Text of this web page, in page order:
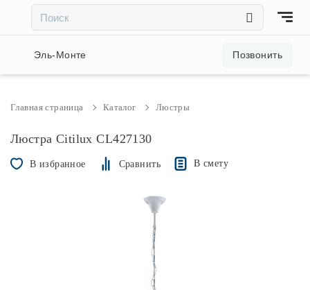
Акции и скидки
Светильники
Эль-Монте Позвонить
Главная страница Каталог Люстры
Люстра Citilux CL427130
В избранное Сравнить В смету
××